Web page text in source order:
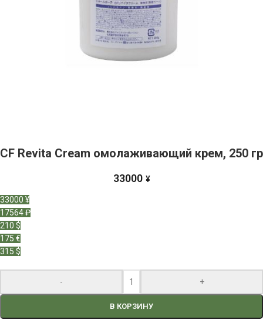
CF Revita Cream омолаживающий крем, 250 гр
33000 ¥
33000 ¥
17564 ₽
210 $
175 €
315 $
- +
В КОРЗИНУ